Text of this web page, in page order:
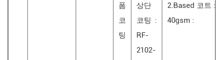
폼
코
팅
상단
코팅 :
RF-
2102-
2.Based 코트 :
40gsm :